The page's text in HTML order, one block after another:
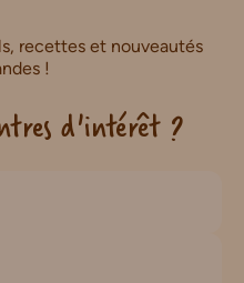
recettes et nouveautés
!
d'intérêt ?